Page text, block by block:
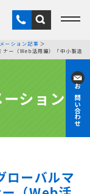
お問い合わせ
ーション記事
ー（Web活用編）「中小製造
ション
ローバルマ